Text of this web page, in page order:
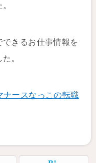
きるお仕事情報を
。
ナースなっこの転職